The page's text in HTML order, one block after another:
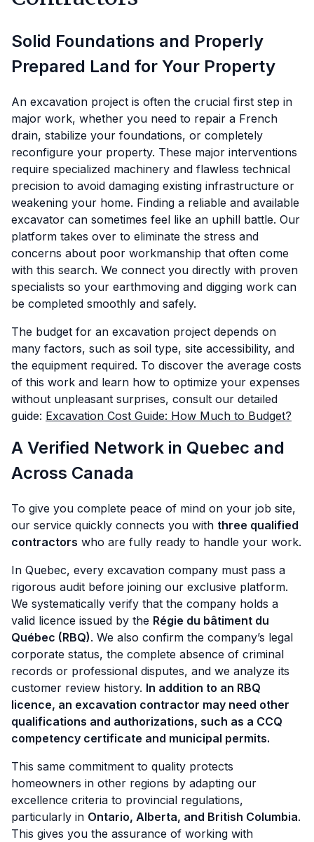
Solid Foundations and Properly
Prepared Land for Your Property
An excavation project is often the crucial first step in
major work, whether you need to repair a French
drain, stabilize your foundations, or completely
reconfigure your property. These major interventions
require specialized machinery and flawless technical
precision to avoid damaging existing infrastructure or
weakening your home. Finding a reliable and available
excavator can sometimes feel like an uphill battle. Our
platform takes over to eliminate the stress and
concerns about poor workmanship that often come
with this search. We connect you directly with proven
specialists so your earthmoving and digging work can
be completed smoothly and safely.
The budget for an excavation project depends on
many factors, such as soil type, site accessibility, and
the equipment required. To discover the average costs
of this work and learn how to optimize your expenses
without unpleasant surprises, consult our detailed
guide: Excavation Cost Guide: How Much to Budget?
A Verified Network in Quebec and
Across Canada
To give you complete peace of mind on your job site,
our service quickly connects you with three qualified
contractors who are fully ready to handle your work.
In Quebec, every excavation company must pass a
rigorous audit before joining our exclusive platform.
We systematically verify that the company holds a
valid licence issued by the Régie du bâtiment du
Québec (RBQ). We also confirm the company’s legal
corporate status, the complete absence of criminal
records or professional disputes, and we analyze its
customer review history. In addition to an RBQ
licence, an excavation contractor may need other
qualifications and authorizations, such as a CCQ
competency certificate and municipal permits.
This same commitment to quality protects
homeowners in other regions by adapting our
excellence criteria to provincial regulations,
particularly in Ontario, Alberta, and British Columbia.
This gives you the assurance of working with